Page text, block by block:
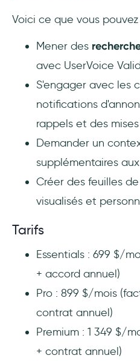
Voici ce que vous
Mener des
avec UserVoice
S'engager avec les
notifications
rappels et des
Demander un
supplémentaires
Créer des feuilles
visualisés et
Tarifs
Essentials : 699 $/
+ accord annuel)
Pro : 899 $/mois
contrat annuel)
Premium : 1 349 $/
+ contrat annuel)